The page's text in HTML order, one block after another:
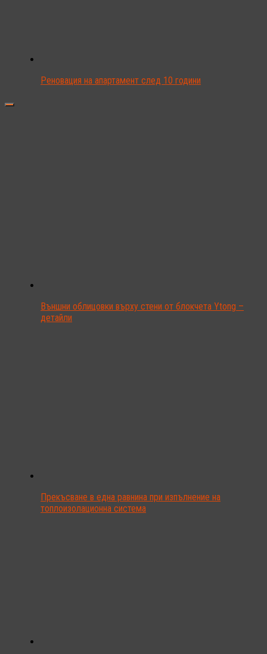
Реновация на апартамент след 10 години
Външни облицовки върху стени от блокчета Ytong –
детайли
Прекъсване в една равнина при изпълнение на
топлоизолационна система